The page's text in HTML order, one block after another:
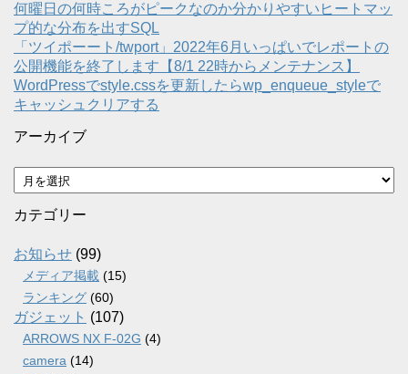
何曜日の何時ころがピークなのか分かりやすいヒートマッ
プ的な分布を出すSQL
「ツイポーート/twport」2022年6月いっぱいでレポートの
公開機能を終了します【8/1 22時からメンテナンス】
WordPressでstyle.cssを更新したらwp_enqueue_styleで
キャッシュクリアする
アーカイブ
ア
ー
カ
ブ
カテゴリー
お知らせ (99)
メディア掲載 (15)
ランキング (60)
ガジェット (107)
ARROWS NX F-02G (4)
camera (14)